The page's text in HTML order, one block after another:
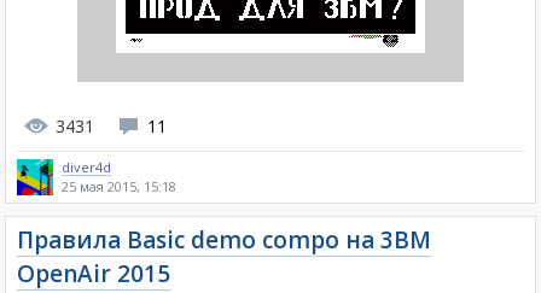
3431 11
diver4d
25 мая 2015, 15:18
Правила Basic demo compo на 3BM
OpenAir 2015